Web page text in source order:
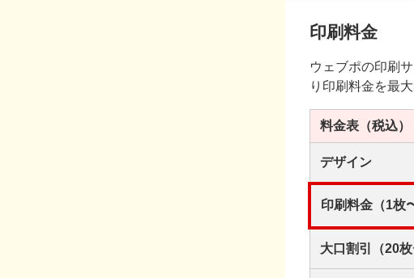
印刷料金
ウェブポの印刷
り印刷料金を最
料金表 （税込）
デザイン
印刷料金（1枚
大口割引（20枚